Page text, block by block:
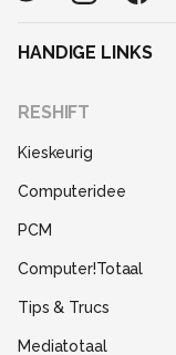
HANDIGE LINKS
RESHIFT
Kieskeurig
Computeridee
PCM
Computer!Totaal
Tips & Trucs
Mediatotaal